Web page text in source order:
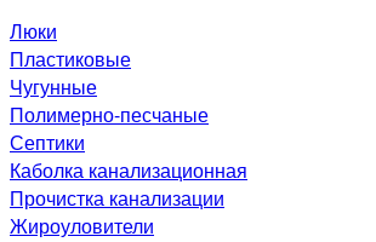
Люки
Пластиковые
Чугунные
Полимерно-песчаные
Септики
Каболка канализационная
Прочистка канализации
Жироуловители